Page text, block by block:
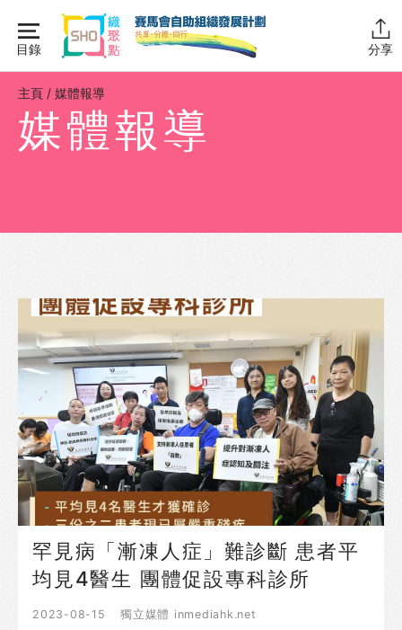
content
目錄 分享
主頁
同行學堂
SHO專題
關於我們
媒體報導
主頁 / 媒體報導
媒體報導
罕見病「漸凍人症」難診斷 患者平
均見4醫生 團體促設專科診所
2023-08-15 獨立媒體 inmediahk.net